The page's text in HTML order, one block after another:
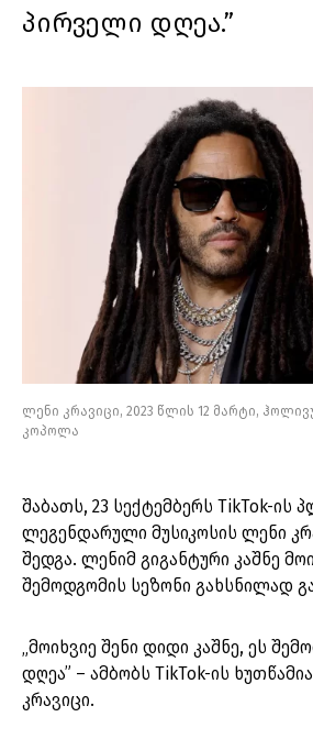
პირველი დღეა.”
ლენი კრავიცი, 2023 წლის 12 მარტი,
კოპოლა
შაბათს, 23 სექტემბერს TikTok-ის
ლეგენდარული მუსიკოსის ლენი
შედგა. ლენიმ გიგანტური კაშნე
შემოდგომის სეზონი გახსნილად
„მოიხვიე შენი დიდი კაშნე, ეს
დღეა” – ამბობს TikTok-ის
კრავიცი.